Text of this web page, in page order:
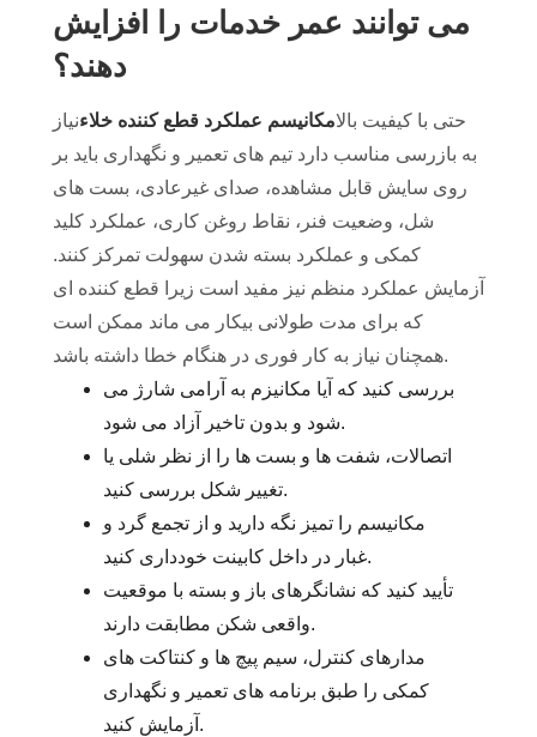
می توانند عمر خدمات را افزایش
دهند؟
حتی با کیفیت بالامکانیسم عملکرد قطع کننده خلاءنیاز
به بازرسی مناسب دارد تیم های تعمیر و نگهداری باید بر
روی سایش قابل مشاهده، صدای غیرعادی، بست های
شل، وضعیت فنر، نقاط روغن کاری، عملکرد کلید
کمکی و عملکرد بسته شدن سهولت تمرکز کنند.
آزمایش عملکرد منظم نیز مفید است زیرا قطع کننده ای
که برای مدت طولانی بیکار می ماند ممکن است
همچنان نیاز به کار فوری در هنگام خطا داشته باشد.
بررسی کنید که آیا مکانیزم به آرامی شارژ می
شود و بدون تاخیر آزاد می شود.
اتصالات، شفت ها و بست ها را از نظر شلی یا
تغییر شکل بررسی کنید.
مکانیسم را تمیز نگه دارید و از تجمع گرد و
غبار در داخل کابینت خودداری کنید.
تأیید کنید که نشانگرهای باز و بسته با موقعیت
واقعی شکن مطابقت دارند.
مدارهای کنترل، سیم پیچ ها و کنتاکت های
کمکی را طبق برنامه های تعمیر و نگهداری
آزمایش کنید.